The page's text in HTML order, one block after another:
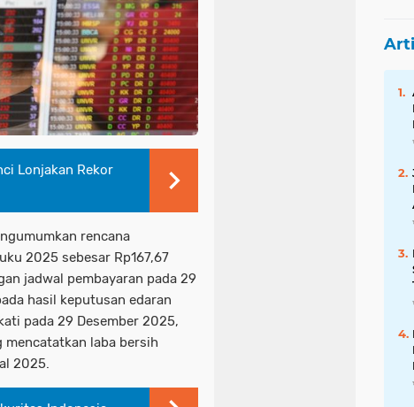
Lonjakan Rekor
rencana
2025 sebesar Rp167,67
jadwal pembayaran pada 29
hasil keputusan edaran
pada 29 Desember 2025,
laba bersih
2025.